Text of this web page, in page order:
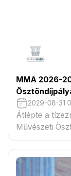
MMA 2026-
2029-08-31
Átlépte a
Művészeti
tartaléklistás